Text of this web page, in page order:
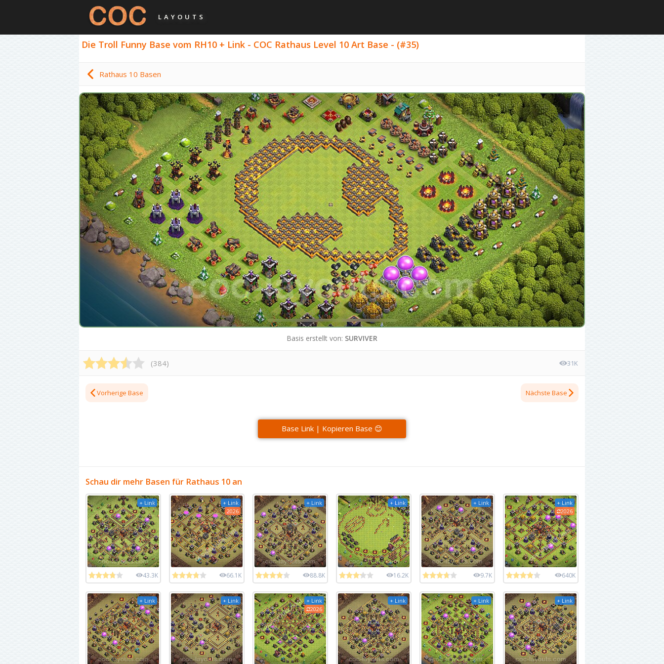
LAYOUTS
Die Troll Funny Base vom RH10 + Link - COC Rathaus Level 10 Art Base - (#35)
Rathaus 10 Basen
Basis erstellt von: SURVIVER
(384) 31K
Vorherige Base Nächste Base
Base Link | Kopieren Base 😊
Schau dir mehr Basen für Rathaus 10 an
+ Link
43.3K
+ Link
2026
66.1K
+ Link
88.8K
+ Link
16.2K
+ Link
9.7K
+ Link
2026
640K
+ Link + Link
+ Link
2026
+ Link + Link + Link